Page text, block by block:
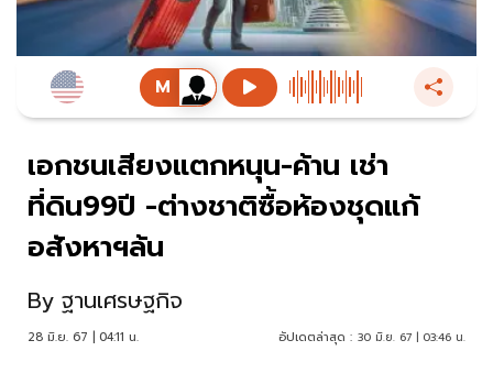
เอกชนเสียงแตกหนุน-ค้าน เช่า
ที่ดิน99ปี -ต่างชาติซื้อห้องชุดแก้
อสังหาฯล้น
By ฐานเศรษฐกิจ
28 มิ.ย. 67 | 04:11 น. อัปเดตล่าสุด : 30 มิ.ย. 67 | 03:46 น.